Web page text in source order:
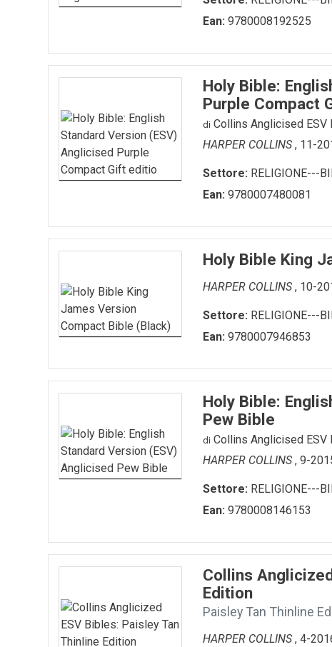
Ean: 9780008192525
Holy Bible:
Purple Compact
di Collins Anglicised ESV
HARPER COLLINS, 11-
Settore: RELIGIONE---
Ean: 9780007480081
Holy Bible King
HARPER COLLINS, 10-
Settore: RELIGIONE---
Ean: 9780007946853
Holy Bible:
Pew Bible
di Collins Anglicised ESV
HARPER COLLINS, 9-
Settore: RELIGIONE---
Ean: 9780008146153
Collins
Edition
Paisley Tan Thinline
HARPER COLLINS, 4-
GIOCHI-0-6-ANNI
MEMORY-GAME
RUBRICA---ADDRESS-BOOK
SEGNALIBRO
VENEZIA---FRANCESE